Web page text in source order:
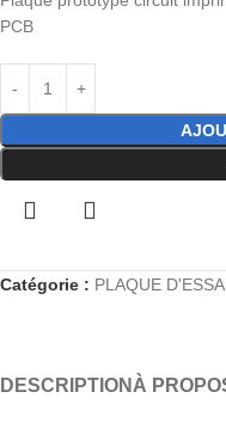
PCB
Catégorie : PLAQUE
DESCRIPTION À